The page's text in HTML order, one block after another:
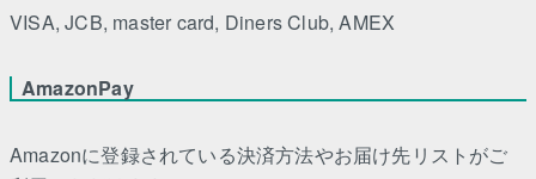
VISA, JCB, master card, Diners Club, AMEX
AmazonPay
Amazonに登録されている決済方法やお届け先リストがご